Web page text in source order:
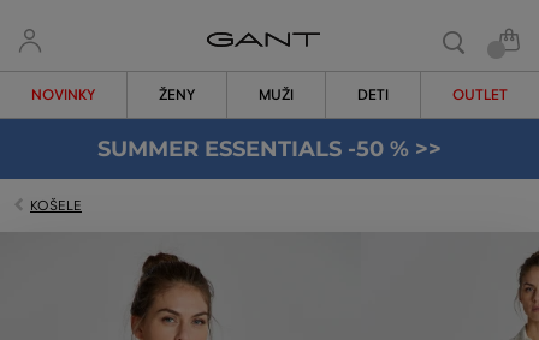
NOVINKY ŽENY MUŽI DETI OUTLET
SUMMER ESSENTIALS -50 % >>
KOŠELE